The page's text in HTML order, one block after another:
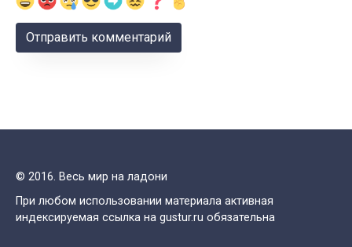
© 2016. Весь мир на ладони
При любом использовании материала активная
индексируемая ссылка на gustur.ru обязательна